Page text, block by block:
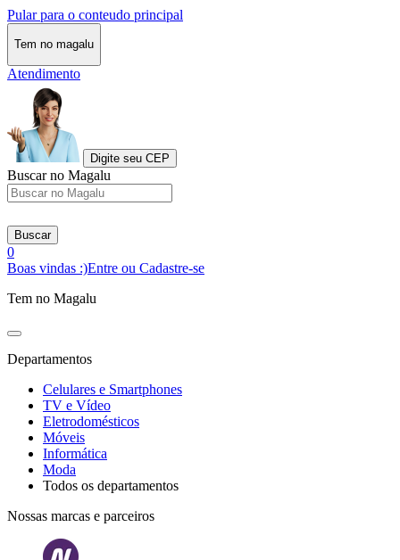
Pular para o conteudo principal
Tem no magalu
Atendimento
Digite seu CEP
Buscar no Magalu
Buscar
0
Boas vindas :)Entre ou Cadastre-se
Tem no Magalu
Departamentos
Celulares e Smartphones
TV e Vídeo
Eletrodomésticos
Móveis
Informática
Moda
Todos os departamentos
Nossas marcas e parceiros